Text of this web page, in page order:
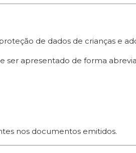
de dados de crianças e
ser apresentado de forma
nos documentos emitidos.